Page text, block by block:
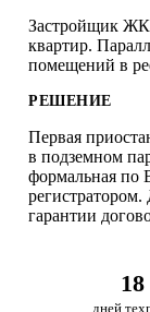
Застройщик ЖК
квартир.
помещений в
РЕШЕНИЕ
Первая
в подземном
формальная по
гарантии
18
дней